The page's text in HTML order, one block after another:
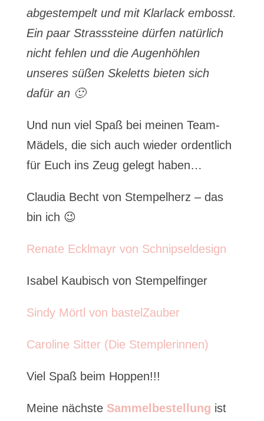
abgestempelt und mit Klarlack embosst.
Ein paar Strasssteine dürfen natürlich
nicht fehlen und die Augenhöhlen
unseres süßen Skeletts bieten sich
dafür an 🙂
Und nun viel Spaß bei meinen Team-
Mädels, die sich auch wieder ordentlich
für Euch ins Zeug gelegt haben…
Claudia Becht von Stempelherz – das
bin ich 😉
Renate Ecklmayr von Schnipseldesign
Isabel Kaubisch von Stempelfinger
Sindy Mörtl von bastelZauber
Caroline Sitter (Die Stemplerinnen)
Viel Spaß beim Hoppen!!!
Meine nächste Sammelbestellung ist